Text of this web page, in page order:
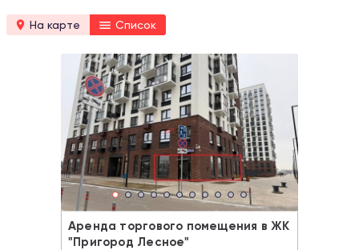
На карте Список
Аренда торгового помещения в ЖК
"Пригород Лесное"